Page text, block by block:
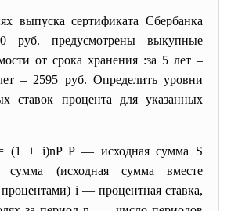
выпуска сертификата Сбербанка
руб. предусмотрены выкупные
от срока хранения :за 5 лет –
– 2595 руб. Определить уровни
ставок процента для указанных
(1 + i)nP P — исходная сумма S
(исходная сумма вместе
i — процентная ставка,